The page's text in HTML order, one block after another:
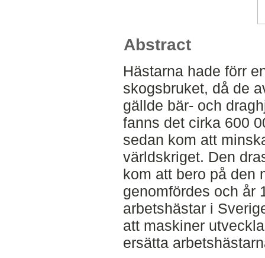
Abstract
Hästarna hade förr
skogsbruket, då de
gällde bär- och
fanns det cirka 600
sedan kom att
världskriget. Den
kom att bero på den
genomfördes och år
arbetshästar i
att maskiner
ersätta